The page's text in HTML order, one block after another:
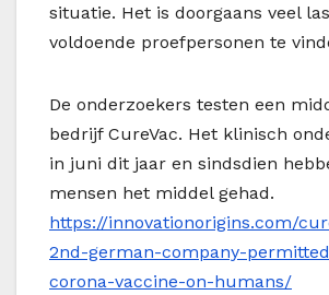
situatie. Het is doorgaans veel
voldoende proefpersonen te
De onderzoekers testen een
bedrijf CureVac. Het klinisch
in juni dit jaar en sindsdien
mensen het middel gehad.
https://innovationorigins.com/
2nd-german-company-
corona-vaccine-on-humans/